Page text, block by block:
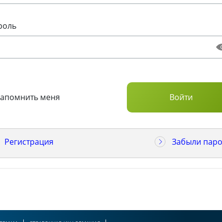
меня
Регистрация Забыли